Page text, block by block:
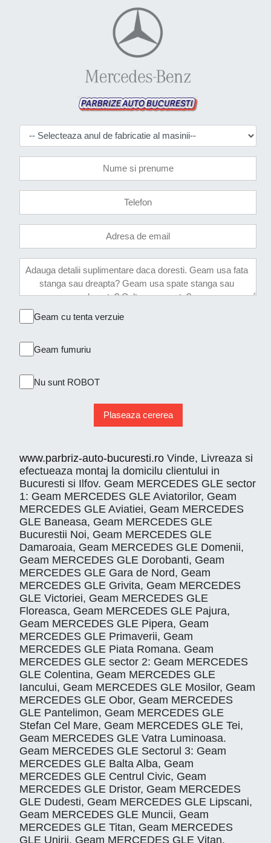
Geam cu tenta verzuie
Geam fumuriu
Nu sunt ROBOT
Plaseaza cererea
www.parbriz-auto-bucuresti.ro Vinde, Livreaza si
efectueaza montaj la domicilu clientului in
Bucuresti si Ilfov. Geam MERCEDES GLE sector
1: Geam MERCEDES GLE Aviatorilor, Geam
MERCEDES GLE Aviatiei, Geam MERCEDES
GLE Baneasa, Geam MERCEDES GLE
Bucurestii Noi, Geam MERCEDES GLE
Damaroaia, Geam MERCEDES GLE Domenii,
Geam MERCEDES GLE Dorobanti, Geam
MERCEDES GLE Gara de Nord, Geam
MERCEDES GLE Grivita, Geam MERCEDES
GLE Victoriei, Geam MERCEDES GLE
Floreasca, Geam MERCEDES GLE Pajura,
Geam MERCEDES GLE Pipera, Geam
MERCEDES GLE Primaverii, Geam
MERCEDES GLE Piata Romana. Geam
MERCEDES GLE sector 2: Geam MERCEDES
GLE Colentina, Geam MERCEDES GLE
Iancului, Geam MERCEDES GLE Mosilor, Geam
MERCEDES GLE Obor, Geam MERCEDES
GLE Pantelimon, Geam MERCEDES GLE
Stefan Cel Mare, Geam MERCEDES GLE Tei,
Geam MERCEDES GLE Vatra Luminoasa.
Geam MERCEDES GLE Sectorul 3: Geam
MERCEDES GLE Balta Alba, Geam
MERCEDES GLE Centrul Civic, Geam
MERCEDES GLE Dristor, Geam MERCEDES
GLE Dudesti, Geam MERCEDES GLE Lipscani,
Geam MERCEDES GLE Muncii, Geam
MERCEDES GLE Titan, Geam MERCEDES
GLE Unirii, Geam MERCEDES GLE Vitan,